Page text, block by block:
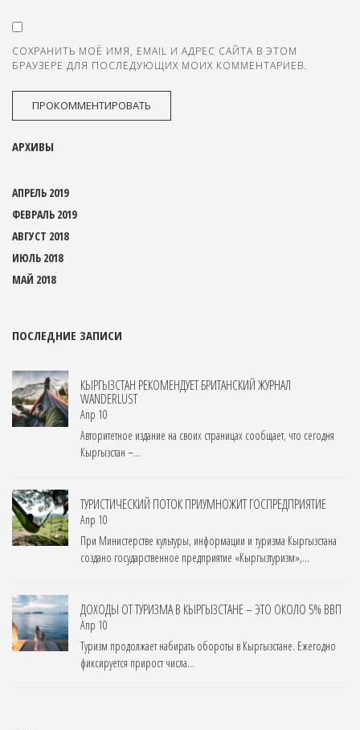
СОХРАНИТЬ МОЁ ИМЯ, EMAIL И АДРЕС САЙТА В ЭТОМ
БРАУЗЕРЕ ДЛЯ ПОСЛЕДУЮЩИХ МОИХ КОММЕНТАРИЕВ.
АРХИВЫ
АПРЕЛЬ 2019
ФЕВРАЛЬ 2019
АВГУСТ 2018
ИЮЛЬ 2018
МАЙ 2018
ПОСЛЕДНИЕ ЗАПИСИ
КЫРГЫЗСТАН РЕКОМЕНДУЕТ БРИТАНСКИЙ ЖУРНАЛ
WANDERLUST
Апр 10
Авторитетное издание на своих страницах сообщает, что сегодня
Кыргызстан –...
ТУРИСТИЧЕСКИЙ ПОТОК ПРИУМНОЖИТ ГОСПРЕДПРИЯТИЕ
Апр 10
При Министерстве культуры, информации и туризма Кыргызстана
создано государственное предприятие «Кыргызтуризм»,...
ДОХОДЫ ОТ ТУРИЗМА В КЫРГЫЗСТАНЕ – ЭТО ОКОЛО 5% ВВП
Апр 10
Туризм продолжает набирать обороты в Кыргызстане. Ежегодно
фиксируется прирост числа...